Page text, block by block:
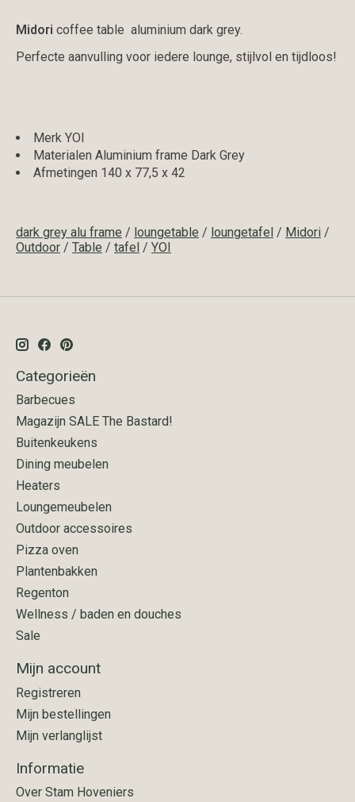
Midori coffee table aluminium dark grey.
Perfecte aanvulling voor iedere lounge, stijlvol en tijdloos!
Merk YOI
Materialen Aluminium frame Dark Grey
Afmetingen 140 x 77,5 x 42
dark grey alu frame / loungetable / loungetafel / Midori /
Outdoor / Table / tafel / YOI
Categorieën
Barbecues
Magazijn SALE The Bastard!
Buitenkeukens
Dining meubelen
Heaters
Loungemeubelen
Outdoor accessoires
Pizza oven
Plantenbakken
Regenton
Wellness / baden en douches
Sale
Mijn account
Registreren
Mijn bestellingen
Mijn verlanglijst
Informatie
Over Stam Hoveniers